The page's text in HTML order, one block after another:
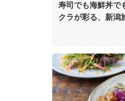
寿司でも海鮮丼で
クラが彩る、 新潟